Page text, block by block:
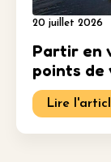
Partir en
points de
20 juillet 2026
Lire